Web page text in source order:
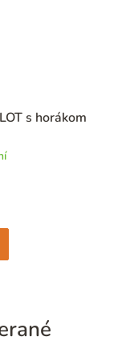
s horákom